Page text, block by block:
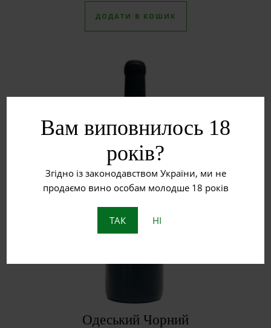
Вам виповнилось 18
років?
Згідно із законодавством України, ми не
продаємо вино особам молодше 18 років
ТАК НІ
ДОДАТИ В КОШИК
Одеський Чорний